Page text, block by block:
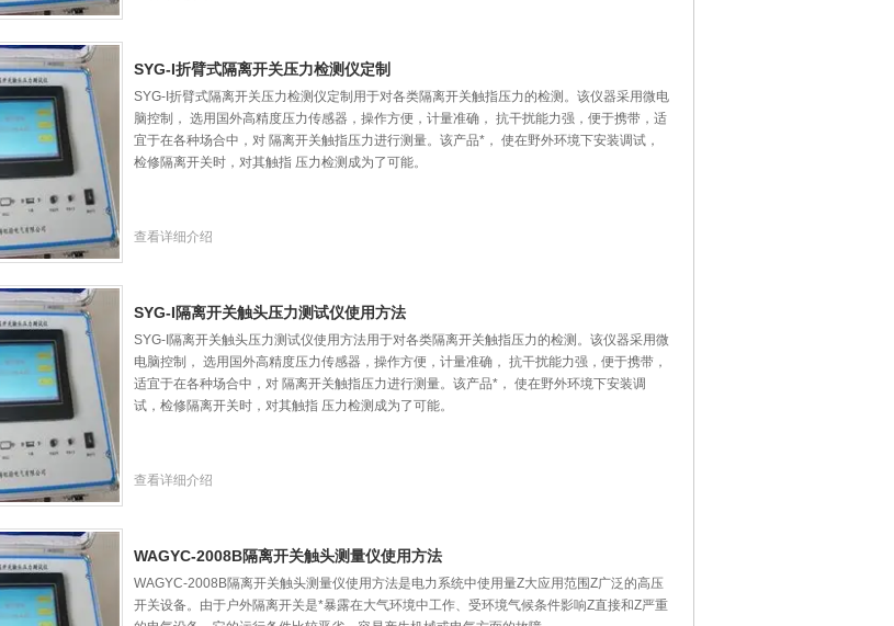
SYG-I折臂式隔离开关压力检测仪定制
SYG-I折臂式隔离开关压力检测仪定制用于对各类隔离开关触指压力的检测。该仪器采用微电
脑控制， 选用国外高精度压力传感器，操作方便，计量准确， 抗干扰能力强，便于携带，适
宜于在各种场合中，对 隔离开关触指压力进行测量。该产品*， 使在野外环境下安装调试，
检修隔离开关时，对其触指 压力检测成为了可能。
查看详细介绍
SYG-I隔离开关触头压力测试仪使用方法
SYG-I隔离开关触头压力测试仪使用方法用于对各类隔离开关触指压力的检测。该仪器采用微
电脑控制， 选用国外高精度压力传感器，操作方便，计量准确， 抗干扰能力强，便于携带，
适宜于在各种场合中，对 隔离开关触指压力进行测量。该产品*， 使在野外环境下安装调
试，检修隔离开关时，对其触指 压力检测成为了可能。
查看详细介绍
WAGYC-2008B隔离开关触头测量仪使用方法
WAGYC-2008B隔离开关触头测量仪使用方法是电力系统中使用量Z大应用范围Z广泛的高压
开关设备。由于户外隔离开关是*暴露在大气环境中工作、受环境气候条件影响Z直接和Z严重